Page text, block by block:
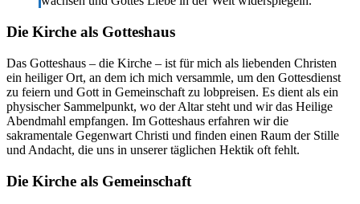
Die Kirche als Gotteshaus
Das Gotteshaus – die Kirche – ist für mich als liebenden Christen
ein heiliger Ort, an dem ich mich versammle, um den Gottesdienst
zu feiern und Gott in Gemeinschaft zu lobpreisen. Es dient als ein
physischer Sammelpunkt, wo der Altar steht und wir das Heilige
Abendmahl empfangen. Im Gotteshaus erfahren wir die
sakramentale Gegenwart Christi und finden einen Raum der Stille
und Andacht, die uns in unserer täglichen Hektik oft fehlt.
Die Kirche als Gemeinschaft